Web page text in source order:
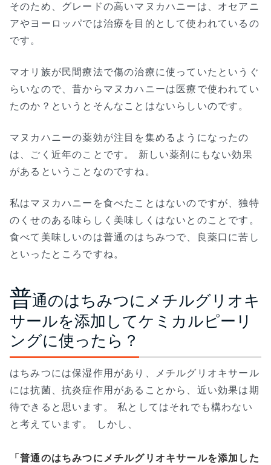
そのため、グレードの高いマヌカハニーは、オセアニ
アやヨーロッパでは治療を目的として使われているの
です。
マオリ族が民間療法で傷の治療に使っていたというぐ
らいなので、昔からマヌカハニーは医療で使われてい
たのか？というとそんなことはないらしいのです。
マヌカハニーの薬効が注目を集めるようになったの
は、ごく近年のことです。 新しい薬剤にもない効果
があるということなのですね。
私はマヌカハニーを食べたことはないのですが、独特
のくせのある味らしく美味しくはないとのことです。
食べて美味しいのは普通のはちみつで、良薬口に苦し
といったところですね。
普通のはちみつにメチルグリオキ
サールを添加してケミカルピーリ
ングに使ったら？
はちみつには保湿作用があり、メチルグリオキサール
には抗菌、抗炎症作用があることから、近い効果は期
待できると思います。 私としてはそれでも構わない
と考えています。 しかし、
「普通のはちみつにメチルグリオキサールを添加した